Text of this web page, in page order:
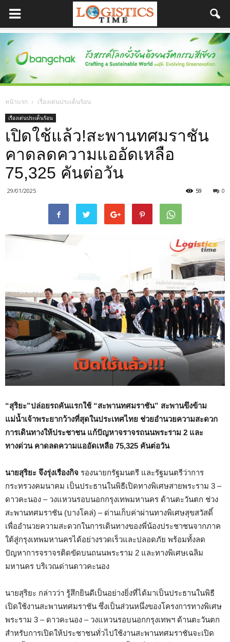
หน้าแรก เรื่องเด่นประเด็นร้อน
เรื่องเด่นประเด็นร้อน
เปิดใช้แล้ว!สะพานทศมราชัน
คาดลดความแออัดเหลือ
75,325 คันต่อวัน
29/01/2025 0
59
“สุริยะ”ปล่อยรถคันแรกใช้ “สะพานทศมราชัน” สะพานขึงข้าม
แม่น้ำเจ้าพระยากว้างที่สุดในประเทศไทย ช่วยอำนวยความสะดวก
การเดินทางให้ประชาชน แก้ปัญหาจราจรถนนพระราม 2 และ
ทางด่วน คาดลดความแออัดเหลือ 75,325 คันต่อวัน
นายสุริยะ จึงรุ่งเรืองกิจ รองนายกรัฐมนตรี และรัฐมนตรีว่าการ
กระทรวงคมนาคม เป็นประธานในพิธีเปิดทางพิเศษสายพระราม 3 –
ดาวคะนอง – วงแหวนรอบนอกกรุงเทพมหานคร ด้านตะวันตก ช่วง
สะพานทศมราชัน (บางโคล่) – ด่านเก็บค่าผ่านทางพิเศษสุขสวัสดิ์
เพื่ออำนวยความสะดวกในการเดินทางของพี่น้องประชาชนจากภาค
ใต้สู่กรุงเทพมหานครได้อย่างรวดเร็วและปลอดภัย พร้อมทั้งลด
ปัญหาการจราจรติดขัดบนถนนพระราม 2 และทางพิเศษเฉลิม
มหานคร บริเวณด่านดาวคะนอง
นายสุริยะ กล่าวว่า รู้สึกยินดีเป็นอย่างยิ่งที่ได้มาเป็นประธานในพิธี
เปิดใช้งานสะพานทศมราชัน ซึ่งเป็นส่วนหนึ่งของโครงการทางพิเศษ
พระราม 3 – ดาวคะนอง – วงแหวนรอบนอกกรุงเทพฯ ด้านตะวันตก
สำหรับการเปิดให้ประชาชนทั่วไปใช้งานสะพานทศมราชันจะเปิด